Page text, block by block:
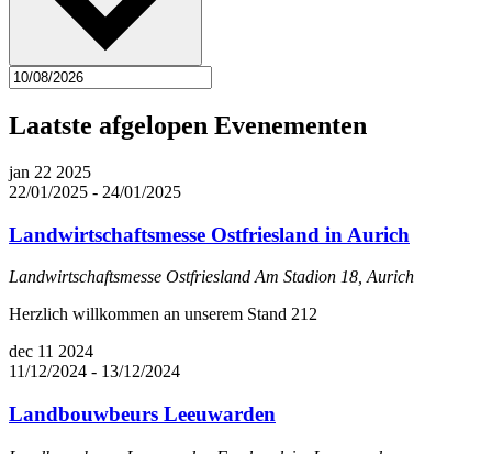
Laatste afgelopen Evenementen
jan 22 2025
22/01/2025 - 24/01/2025
Landwirtschaftsmesse Ostfriesland in Aurich
Landwirtschaftsmesse Ostfriesland Am Stadion 18, Aurich
Herzlich willkommen an unserem Stand 212
dec 11 2024
11/12/2024 - 13/12/2024
Landbouwbeurs Leeuwarden